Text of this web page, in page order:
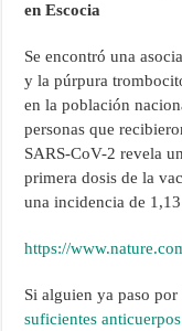
en Escocia
Se encontró una
y la púrpura
en la población
personas que
SARS-CoV-2 revela
primera dosis de la
una incidencia de
https://
Si alguien ya paso
suficientes